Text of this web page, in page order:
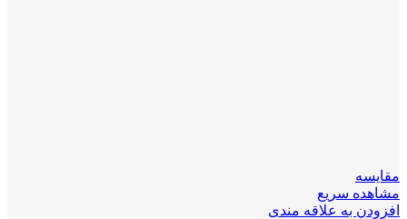
مقایسه
مشاهده سریع
افزودن به علاقه مندی